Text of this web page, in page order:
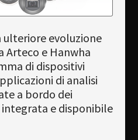
ulteriore evoluzione
e Hanwha
di dispositivi
di analisi
a bordo dei
e disponibile